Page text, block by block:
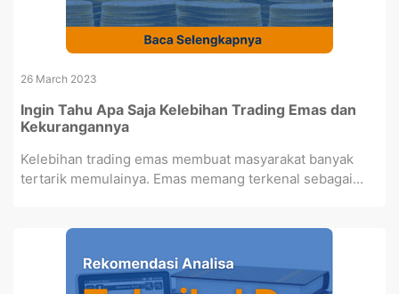
26 March 2023
Ingin Tahu Apa Saja Kelebihan Trading Emas dan
Kekurangannya
Kelebihan trading emas membuat masyarakat banyak
tertarik memulainya. Emas memang terkenal sebagai...